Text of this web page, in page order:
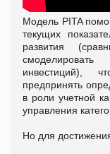
Модель PITA
текущих
развития
инвестиций),
предпринять
в роли учетной
управления
Но для